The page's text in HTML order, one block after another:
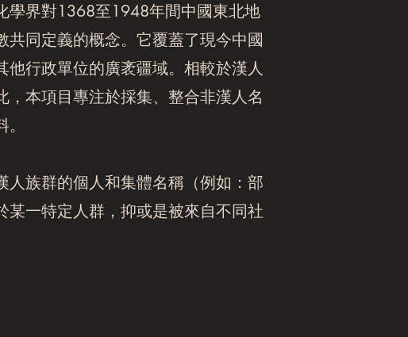
學界對1368至1948年間中國東北地
同定義的概念。它覆蓋了現今中國
行政單位的廣袤疆域。相較於漢人
本項目專注於採集、整合非漢人名
族群的個人和集體名稱（例如：部
一特定人群，抑或是被來自不同社